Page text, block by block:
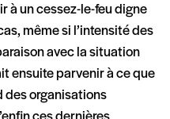
à un cessez-le-feu digne
même si l’intensité des
avec la situation
ensuite parvenir à ce que
des organisations